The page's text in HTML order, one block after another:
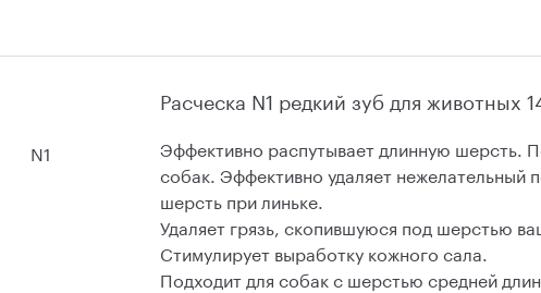
N1
Расческа N1 редкий зуб для животных
Эффективно распутывает длинную шерсть.
собак. Эффективно удаляет
шерсть при линьке.
Удаляет грязь, скопившуюся под шерстью
Стимулирует выработку кожного сала.
Подходит для собак с шерстью средней